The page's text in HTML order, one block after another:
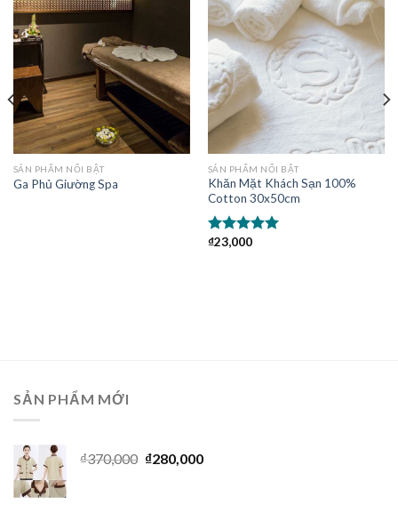
4.92trên 5
12
đánh giá
SẢN PHẨM NỔI BẬT
Ga Phủ Giường Spa
SẢN PHẨM NỔI BẬT
Khăn Mặt Khách Sạn 100%
Cotton 30x50cm
Được xếp
₫23,000
SẢN PHẨM MỚI
₫370,000 ₫280,000